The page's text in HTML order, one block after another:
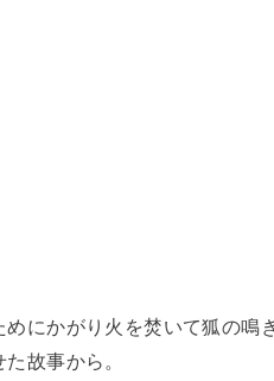
にかがり火を焚いて狐の鳴
故事から。